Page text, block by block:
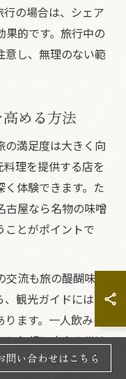
の場合は、シェア
果的です。旅行中の
意し、無理のない範
める方法
の満足度は大きく向
理を提供する店を
体験できます。た
古屋なら名物の味噌
ことがポイントで
流も旅の醍醐味で
、観光ガイドには載
ます。一人飲みの
と気軽に店主や常連
なります。旅先で
問い合わせはこちら